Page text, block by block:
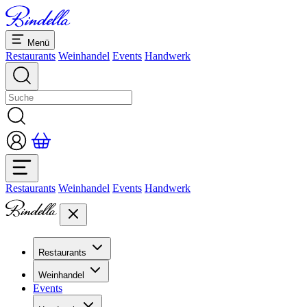
Menü
Restaurants Weinhandel Events Handwerk
Restaurants Weinhandel Events Handwerk
Restaurants
Übersicht Restaurants
Bankette & Events
Dolcezze
Weinhandel
Übersicht
Events